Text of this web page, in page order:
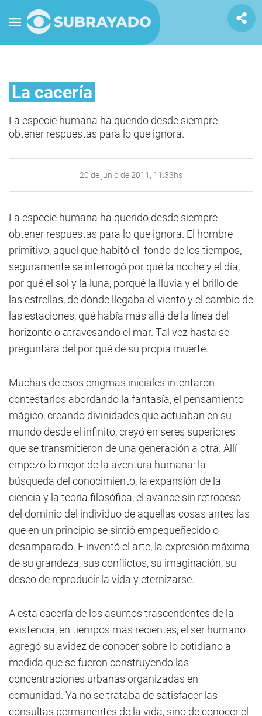
La cacería
La especie humana ha querido desde siempre
obtener respuestas para lo que ignora.
20 de junio de 2011, 11:33hs
La especie humana ha querido desde siempre
obtener respuestas para lo que ignora. El hombre
primitivo, aquel que habitó el fondo de los tiempos,
seguramente se interrogó por qué la noche y el día,
por qué el sol y la luna, porqué la lluvia y el brillo de
las estrellas, de dónde llegaba el viento y el cambio de
las estaciones, qué había más allá de la línea del
horizonte o atravesando el mar. Tal vez hasta se
preguntara del por qué de su propia muerte.
Muchas de esos enigmas iniciales intentaron
contestarlos abordando la fantasía, el pensamiento
mágico, creando divinidades que actuaban en su
mundo desde el infinito, creyó en seres superiores
que se transmitieron de una generación a otra. Allí
empezó lo mejor de la aventura humana: la
búsqueda del conocimiento, la expansión de la
ciencia y la teoría filosófica, el avance sin retroceso
del dominio del individuo de aquellas cosas antes las
que en un principio se sintió empequeñecido o
desamparado. E inventó el arte, la expresión máxima
de su grandeza, sus conflictos, su imaginación, su
deseo de reproducir la vida y eternizarse.
A esta cacería de los asuntos trascendentes de la
existencia, en tiempos más recientes, el ser humano
agregó su avidez de conocer sobre lo cotidiano a
medida que se fueron construyendo las
concentraciones urbanas organizadas en
comunidad. Ya no se trataba de satisfacer las
consultas permanentes de la vida, sino de conocer el